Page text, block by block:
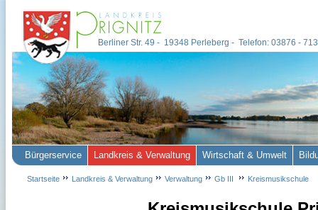
Berliner Str. 49 - 19348 Perleberg - Telefon: 03876 -
Bürgerservice Landkreis & Verwaltung Wirtschaft & Umwelt
Startseite Landkreis & Verwaltung Verwaltung Gb III Kreismusikschule